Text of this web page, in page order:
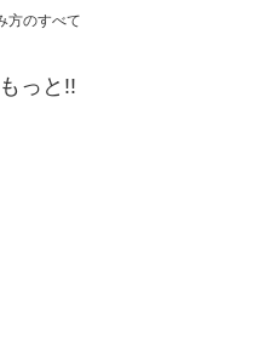
方のすべて
っと!!